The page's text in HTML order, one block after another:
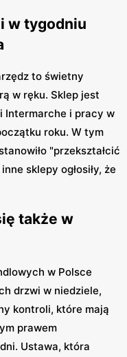
w tygodniu
to świetny
w ręku. Sklep jest
Intermarche i pracy w
roku. W tym
"przekształcić
sklepy ogłosiły, że
także w
w Polsce
drzwi w niedziele,
kontroli, które mają
prawem
Ustawa, która